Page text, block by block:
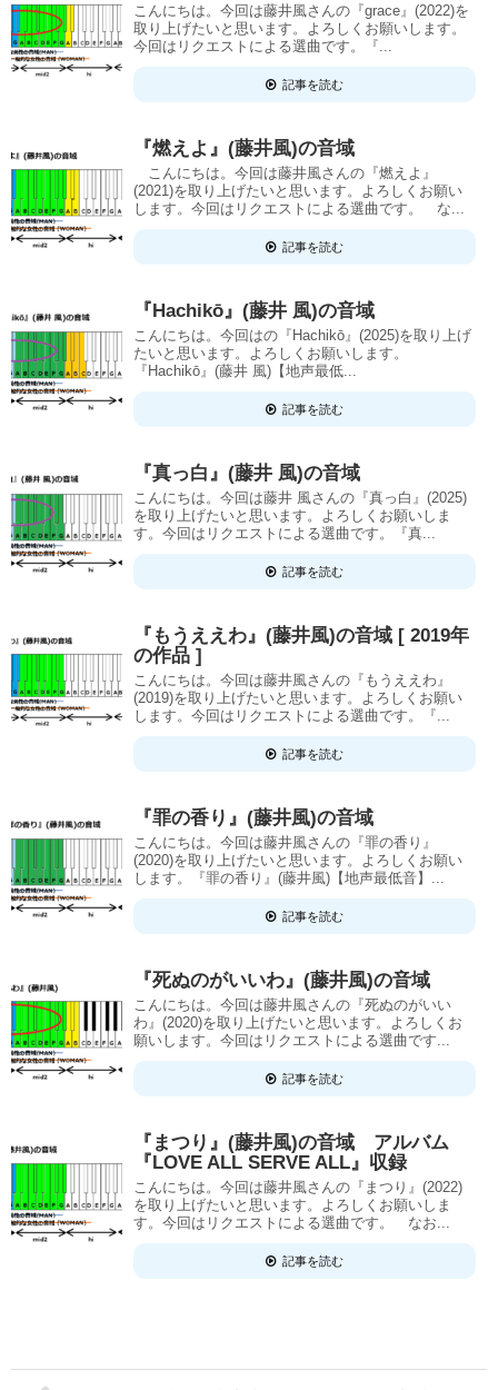
こんにちは。今回は藤井風さんの『grace』(2022)を
取り上げたいと思います。よろしくお願いします。
今回はリクエストによる選曲です。『...
記事を読む
『燃えよ』(藤井風)の音域
こんにちは。今回は藤井風さんの『燃えよ』
(2021)を取り上げたいと思います。よろしくお願い
します。今回はリクエストによる選曲です。 な...
記事を読む
『Hachikō』(藤井 風)の音域
こんにちは。今回はの『Hachikō』(2025)を取り上げ
たいと思います。よろしくお願いします。
『Hachikō』(藤井 風)【地声最低...
記事を読む
『真っ白』(藤井 風)の音域
こんにちは。今回は藤井 風さんの『真っ白』(2025)
を取り上げたいと思います。よろしくお願いしま
す。今回はリクエストによる選曲です。『真...
記事を読む
『もうええわ』(藤井風)の音域 [ 2019年
の作品 ]
こんにちは。今回は藤井風さんの『もうええわ』
(2019)を取り上げたいと思います。よろしくお願い
します。今回はリクエストによる選曲です。『...
記事を読む
『罪の香り』(藤井風)の音域
こんにちは。今回は藤井風さんの『罪の香り』
(2020)を取り上げたいと思います。よろしくお願い
します。『罪の香り』(藤井風)【地声最低音】...
記事を読む
『死ぬのがいいわ』(藤井風)の音域
こんにちは。今回は藤井風さんの『死ぬのがいい
わ』(2020)を取り上げたいと思います。よろしくお
願いします。今回はリクエストによる選曲です...
記事を読む
『まつり』(藤井風)の音域 アルバム
『LOVE ALL SERVE ALL』収録
こんにちは。今回は藤井風さんの『まつり』(2022)
を取り上げたいと思います。よろしくお願いしま
す。今回はリクエストによる選曲です。 なお...
記事を読む